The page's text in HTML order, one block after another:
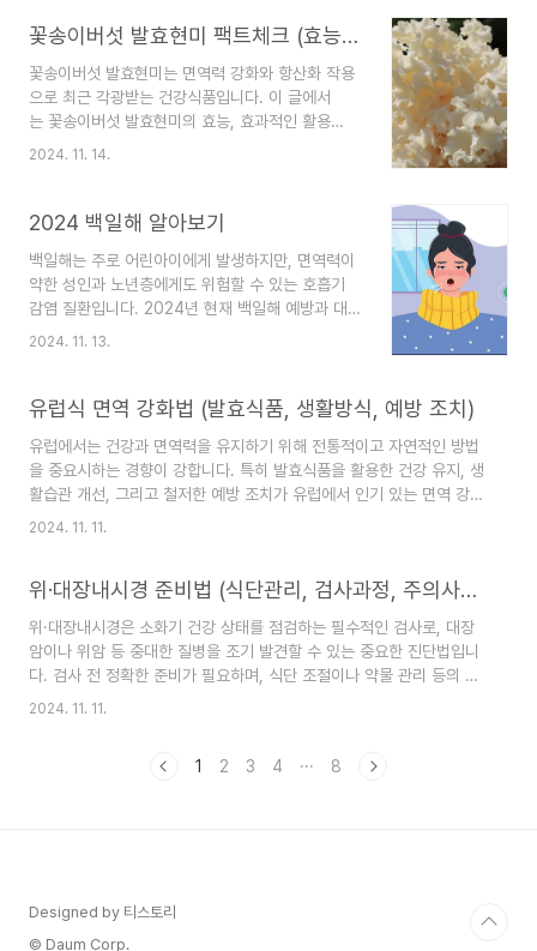
한 날씨는 코 내부의 섬모 기능을 ..
단백질, 비타민, 미네랄, 항산화 물질이 풍부해 건강
역력을 강화합니다. 연구에 따르면 클로렐라에 함유
된 베타글루칸과 다당류는 면역세포의 활성을 촉진
하여 외부 병원체로부터 신체를 보호하는 데 도움을
줍니다. 둘째, 디톡스 효과도 주목할 만합니다. 클로
니다. 셋째, 피부..
꽃송이버섯 발효현미 팩트체크 (효능, 활용법, 주의점)
꽃송이버섯 발효현미는 면역력 강화와 항산화 작용
으로 최근 각광받는 건강식품입니다. 이 글에서
는 꽃송이버섯 발효현미의 효능, 효과적인 활용
법, 그리고 섭취 시 주의할 점을 종합적으로 다루
과 발효현미는 각각 건강에 유익한 성분이 풍부하
한 효능을 제공합니다. 첫째, 면역력 강화에 효과적
입니다. 꽃송이버섯은 ‘베타글루칸’이라는 성분
이 풍부해 면역세포의 활성을 촉진하여 몸의 방어력
을 높여주며, 특히 감염에 취약한 계절에 면역력
한 미생물이 장 건강을 개선해 면역력 강화에 기여
2024. 11. 14.
2024 백일해 알아보기
백일해는 주로 어린아이에게 발생하지만, 면역력이
약한 성인과 노년층에게도 위험할 수 있는 호흡기
감염 질환입니다. 2024년 현재 백일해 예방과 대
처에 대해 알아두어야 할 초기 증상, 예방접종의 중
일해는 *보르데텔라 퍼투시스(Bordetella
은 감기와 비슷해 초기 단계에서는 인지하기 어렵습
니다. 이 단계에서는 콧물, 발열, 가벼운 기침과 같
은 증상이 나타나며, 감기라고 오해할 수 있습니
다. 하지만 약 일주일이 지나면서 점차 심한 기침 발
될 수 있으며,..
2024. 11. 13.
유럽식 면역 강화법 (발효식품, 생활방식, 예방 조치)
유럽에서는 건강과 면역력을 유지하기 위해 전통적이고 자연적인 방법
을 중요시하는 경향이 강합니다. 특히 발효식품을 활용한 건강 유지, 생
활습관 개선, 그리고 철저한 예방 조치가 유럽에서 인기 있는 면역 강화
방법들입니다. 발효식품을 통한 장 건강 관리, 자연 속에서 활동하는 생
화법을 소개하고, 이를 일상에 쉽게 적용할 수 있는 방법을 제안합니다.
심 요소로 여기며 일상에서 자주 섭취합니다. 발효식품은 장내 유익균
을 증가시키고, 소화와 면역력 개선에 도움을 줍니다. 유럽에서 인기 있
는 발효식품으로는 요거트, 사우..
2024. 11. 11.
위·대장내시경 준비법 (식단관리, 검사과정, 주의사항)
위·대장내시경은 소화기 건강 상태를 점검하는 필수적인 검사로, 대장
암이나 위암 등 중대한 질병을 조기 발견할 수 있는 중요한 진단법입니
다. 검사 전 정확한 준비가 필요하며, 식단 조절이나 약물 관리 등의 사
전 준비가 필수적입니다. 본 글에서는 내시경 검사를 앞둔 분들을 위해
중요한 요소 중 하나는 식단 관리입니다. 대장내시경의 경우 대장의 상
2024. 11. 11.
1 2 3 4 ··· 8
Designed by 티스토리
© Daum Corp.